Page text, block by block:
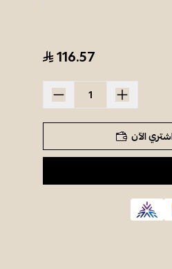
116.57
الآن